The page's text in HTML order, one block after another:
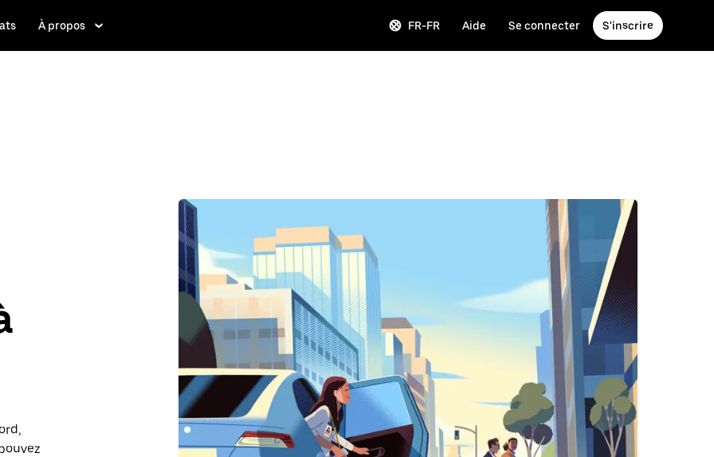
À propos FR-FR Aide Se connecter S'inscrire